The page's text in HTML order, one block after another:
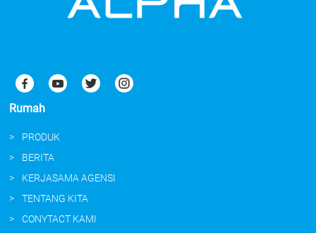
Rumah
PRODUK
BERITA
KERJASAMA AGENSI
TENTANG KITA
CONYTACT KAMI